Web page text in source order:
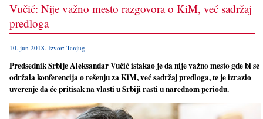
Vučić: Nije važno mesto razgovora o KiM, već sadržaj
predloga
10. jun 2018. Izvor: Tanjug
Predsednik Srbije Aleksandar Vučić istakao je da nije važno mesto gde bi se
održala konferencija o rešenju za KiM, već sadržaj predloga, te je izrazio
uverenje da će pritisak na vlasti u Srbiji rasti u narednom periodu.